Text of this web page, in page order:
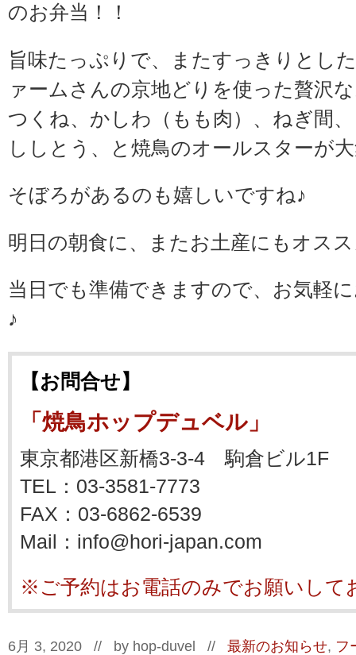
のお弁当！！
旨味たっぷりで、またすっきりとし
ァームさんの京地どりを使った贅沢
つくね、かしわ（もも肉）、ねぎ間
ししとう、と焼鳥のオールスターが
そぼろがあるのも嬉しいですね♪
明日の朝食に、またお土産にもオス
当日でも準備できますので、お気軽
♪
【お問合せ】
「焼鳥ホップデュベル」
東京都港区新橋3-3-4 駒倉ビル1F
TEL：03-3581-7773
FAX：03-6862-6539
Mail：info@hori-japan.com
※ご予約はお電話のみでお願いして
6月 3, 2020 // by hop-duvel // 最新のお知らせ, フ